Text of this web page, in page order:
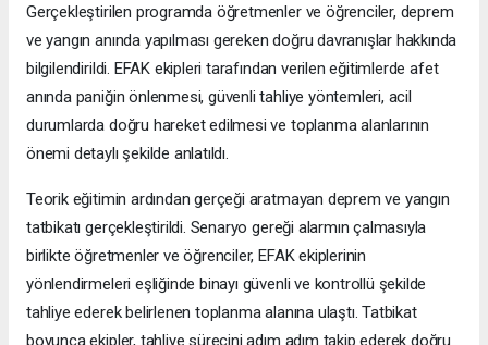
Gerçekleştirilen programda öğretmenler ve öğrenciler, deprem
ve yangın anında yapılması gereken doğru davranışlar hakkında
bilgilendirildi. EFAK ekipleri tarafından verilen eğitimlerde afet
anında paniğin önlenmesi, güvenli tahliye yöntemleri, acil
durumlarda doğru hareket edilmesi ve toplanma alanlarının
önemi detaylı şekilde anlatıldı.
Teorik eğitimin ardından gerçeği aratmayan deprem ve yangın
tatbikatı gerçekleştirildi. Senaryo gereği alarmın çalmasıyla
birlikte öğretmenler ve öğrenciler, EFAK ekiplerinin
yönlendirmeleri eşliğinde binayı güvenli ve kontrollü şekilde
tahliye ederek belirlenen toplanma alanına ulaştı. Tatbikat
boyunca ekipler, tahliye sürecini adım adım takip ederek doğru